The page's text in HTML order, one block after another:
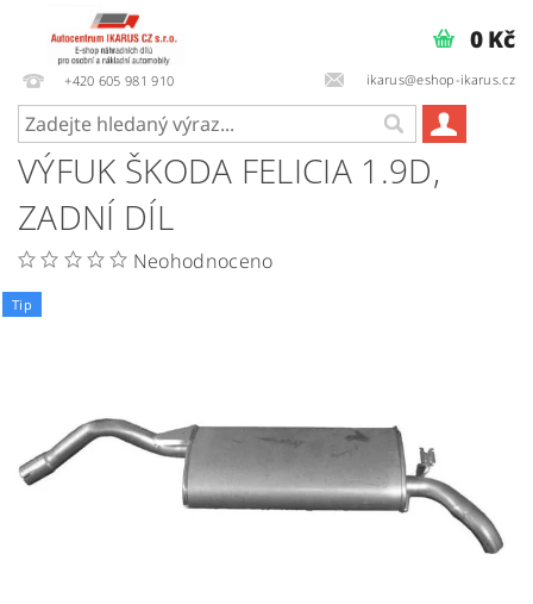
+420 605 981 910 ikarus@eshop-ikarus.cz
0 Kč
VÝFUK ŠKODA FELICIA 1.9D,
ZADNÍ DÍL
Neohodnoceno
Tip